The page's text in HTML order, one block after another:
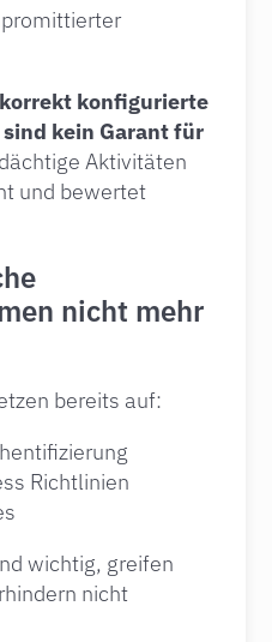
konfigurierte
kein Garant für
Aktivitäten
und bewertet
nicht mehr
bereits auf:
Richtlinien
wichtig, greifen
nicht